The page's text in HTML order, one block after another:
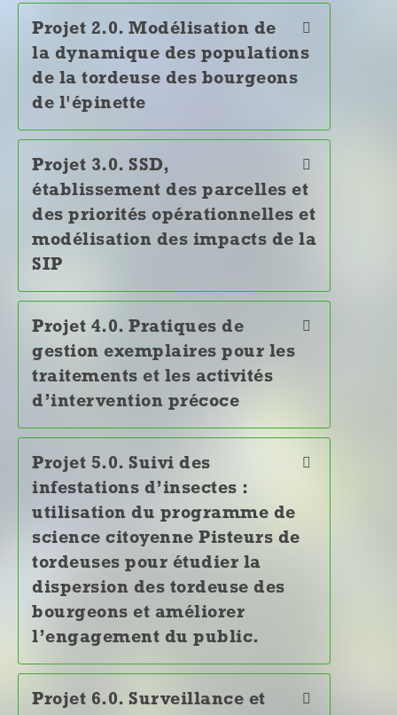
Projet 2.0. Modélisation de
la dynamique des populations
de la tordeuse des bourgeons
de l'épinette
Projet 3.0. SSD,
établissement des parcelles et
des priorités opérationnelles et
modélisation des impacts de la
SIP
Projet 4.0. Pratiques de
gestion exemplaires pour les
traitements et les activités
d’intervention précoce
Projet 5.0. Suivi des
infestations d’insectes :
utilisation du programme de
science citoyenne Pisteurs de
tordeuses pour étudier la
dispersion des tordeuse des
bourgeons et améliorer
l’engagement du public.
Projet 6.0. Surveillance et